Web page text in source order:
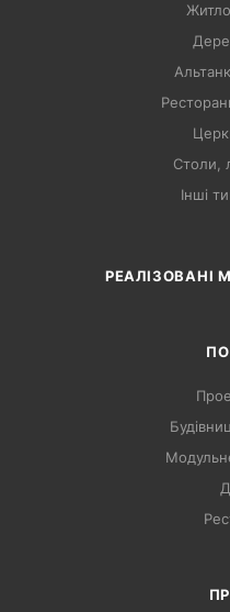
Столи,
Інші
РЕАЛІЗОВАНІ